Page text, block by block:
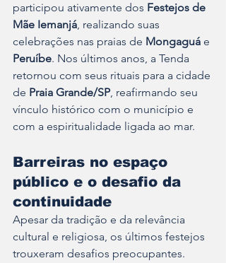
participou ativamente dos Festejos de
Mãe Iemanjá, realizando suas
celebrações nas praias de Mongaguá e
Peruíbe. Nos últimos anos, a Tenda
retornou com seus rituais para a cidade
de Praia Grande/SP, reafirmando seu
vínculo histórico com o município e
com a espiritualidade ligada ao mar.
Barreiras no espaço
público e o desafio da
continuidade
Apesar da tradição e da relevância
cultural e religiosa, os últimos festejos
trouxeram desafios preocupantes.